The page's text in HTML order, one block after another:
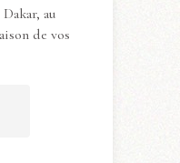
au
de vos